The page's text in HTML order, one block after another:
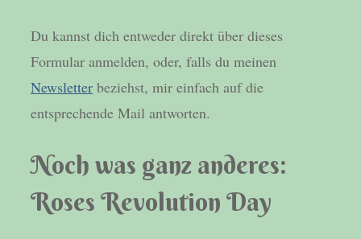
Du kannst dich entweder direkt über dieses
Formular anmelden, oder, falls du meinen
Newsletter beziehst, mir einfach auf die
entsprechende Mail antworten.
Noch was ganz anderes:
Roses Revolution Day